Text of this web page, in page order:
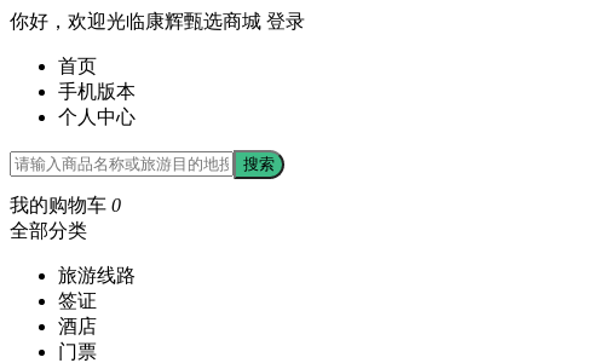
你好，欢迎光临康辉甄选商城 登录
首页
手机版本
个人中心
搜索
我的购物车 0
全部分类
旅游线路
签证
酒店
门票